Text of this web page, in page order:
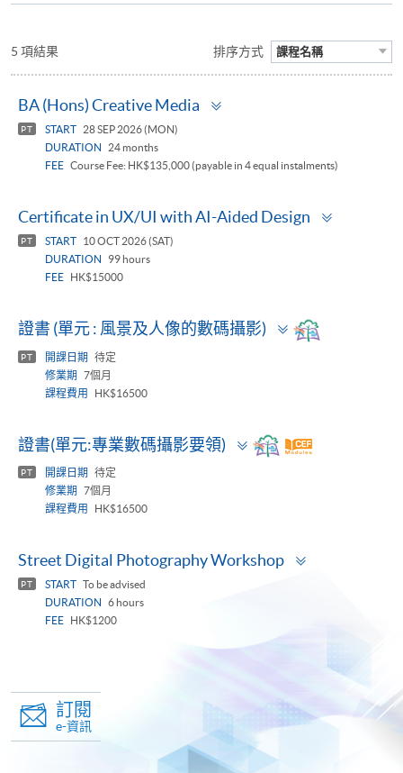
5 項結果 排序方式 課程名稱
BA (Hons) Creative Media
PT START
28 SEP 2026 (MON)
DURATION
24 months
FEE Course Fee: HK$135,000 (payable in 4 equal instalments)
Certificate in UX/UI with AI-Aided Design
PT START
10 OCT 2026 (SAT)
DURATION
99 hours
FEE
HK$15000
證書 (單元 : 風景及人像的數碼攝影)
Toggle
panel
PT 開課日期
待定
修業期
7個月
課程費用
HK$16500
證書(單元:專業數碼攝影要領)
Toggle
panel
PT 開課日期
待定
修業期
7個月
課程費用
HK$16500
Street Digital Photography Workshop
PT START To be advised
DURATION
6 hours
FEE
HK$1200
訂閱
e-資訊